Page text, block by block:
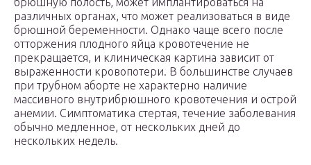
различных органах, что может реализоваться в виде
брюшной беременности. Однако чаще всего после
отторжения плодного яйца кровотечение не
прекращается, и клиническая картина зависит от
выраженности кровопотери. В большинстве случаев
при трубном аборте не характерно наличие
массивного внутрибрюшного кровотечения и острой
анемии. Симптоматика стертая, течение заболевания
обычно медленное, от нескольких дней до
нескольких недель.